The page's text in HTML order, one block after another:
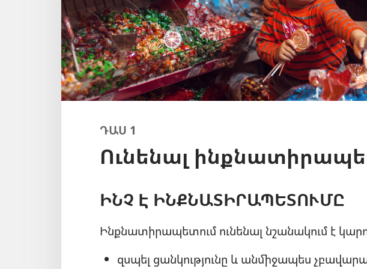
ԴԱՍ 1
Ունենալ
ԻՆՉ Է ԻՆՔՆԱՏԻՐԱՊԵՏՈՒՄԸ
Ինքնատիրապետում ունենալ նշանակում է
զսպել ցանկությունը և անմիջապես